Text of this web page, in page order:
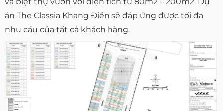
án The Classia Khang Điền sẽ đáp ứng được tối đa
nhu cầu của tất cả khách hàng.